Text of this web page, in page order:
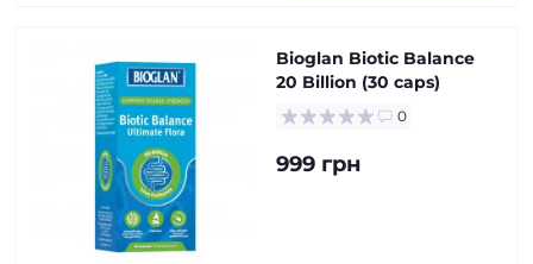
Bioglan Biotic Balance
20 Billion (30 caps)
0
999 грн